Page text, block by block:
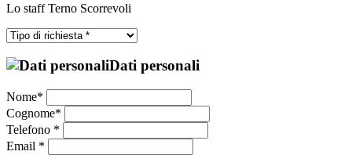
Lo staff Terno Scorrevoli
Dati personali
Nome*
Cognome*
Telefono *
Email *